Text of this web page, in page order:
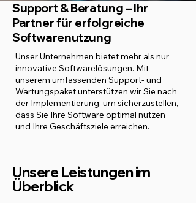
Support & Beratung – Ihr
Partner für erfolgreiche
Softwarenutzung
Unser Unternehmen bietet mehr als nur
innovative Softwarelösungen. Mit
unserem umfassenden Support- und
Wartungspaket unterstützen wir Sie nach
der Implementierung, um sicherzustellen,
dass Sie Ihre Software optimal nutzen
und Ihre Geschäftsziele erreichen.
Unsere Leistungen im
Überblick